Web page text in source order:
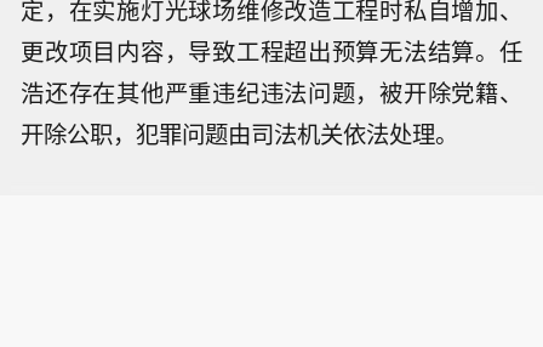
定，在实施灯光球场维修改造工程时私自增加、
更改项目内容，导致工程超出预算无法结算。任
浩还存在其他严重违纪违法问题，被开除党籍、
开除公职，犯罪问题由司法机关依法处理。